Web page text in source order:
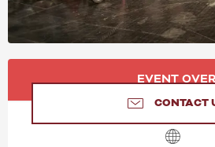
OPENINGEVENT OVER
CONTACT